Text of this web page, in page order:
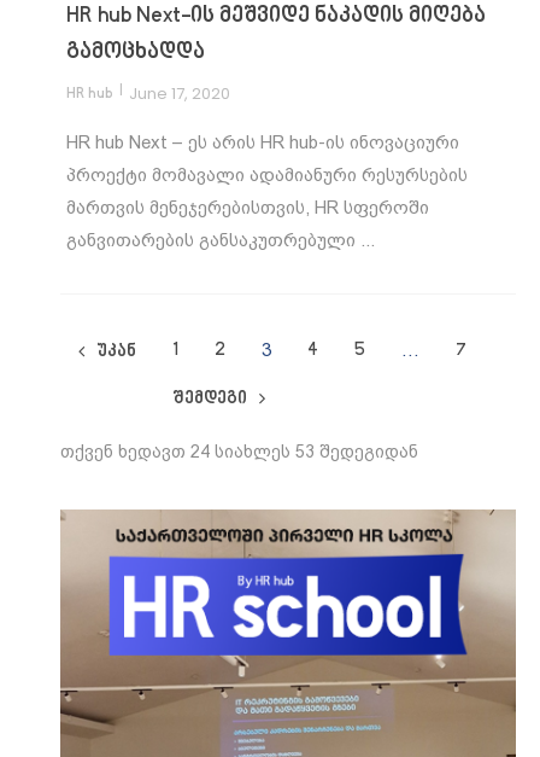
HR hub Next-ის მეშვიდე ნაკადის მიღება
გამოცხადდა
HR hub | June 17, 2020
HR hub Next – ეს არის HR hub-ის ინოვაციური
პროექტი მომავალი ადამიანური რესურსების
მართვის მენეჯერებისთვის, HR სფეროში
განვითარების განსაკუთრებული ...
უკან 1 2 3 4 5 … 7
შემდეგი
თქვენ ხედავთ 24 სიახლეს 53 შედეგიდან